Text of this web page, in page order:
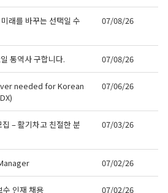
래를 바꾸는 선택일 수
07/08/26
통역사 구합니다. 07/08/26
needed for Korean
07/06/26
– 활기차고 친절한 분
07/03/26
07/02/26
수 인재 채용 07/02/26